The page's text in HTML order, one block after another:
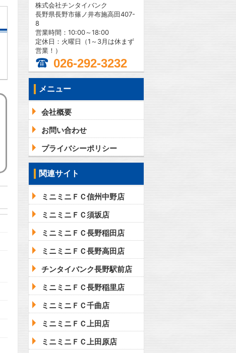
株式会社チンタイバンク
長野県長野市篠ノ井布施高田407-
8
営業時間：10:00～18:00
定休日：火曜日（1～3月は休まず
営業！）
026-292-3232
メニュー
会社概要
お問い合わせ
プライバシーポリシー
関連サイト
ミニミニＦＣ信州中野店
ミニミニＦＣ須坂店
ミニミニＦＣ長野稲田店
ミニミニＦＣ長野高田店
チンタイバンク長野駅前店
ミニミニＦＣ長野稲里店
ミニミニＦＣ千曲店
ミニミニＦＣ上田店
ミニミニＦＣ上田原店